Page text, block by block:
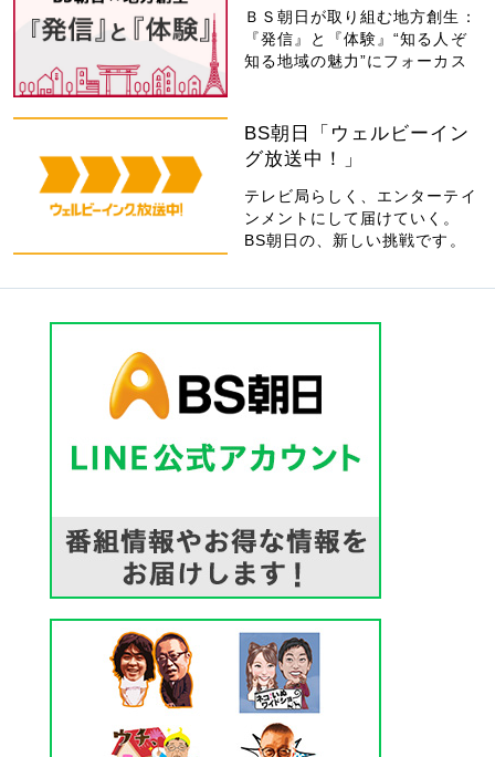
ＢＳ朝日が取り組む地方創生：
『発信』と『体験』“知る人ぞ
知る地域の魅力”にフォーカス
BS朝日「ウェルビーイン
グ放送中！」
テレビ局らしく、エンターテイ
ンメントにして届けていく。
BS朝日の、新しい挑戦です。